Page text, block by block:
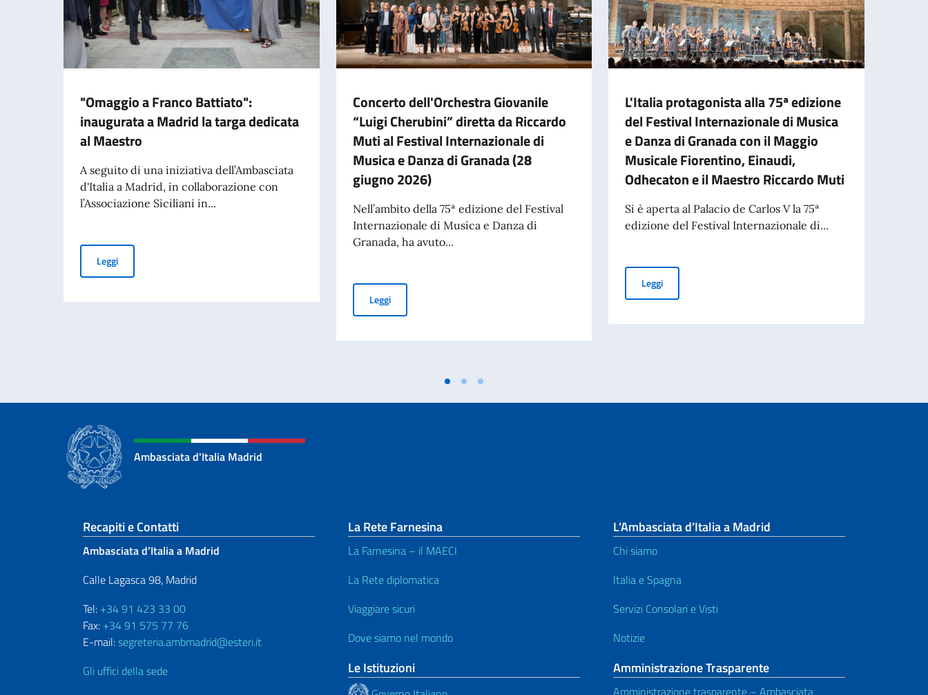
"Omaggio a Franco Battiato":
inaugurata a Madrid la targa dedicata
al Maestro
A seguito di una iniziativa dell’Ambasciata
d'Italia a Madrid, in collaborazione con
l’Associazione Siciliani in...
Leggi"Omaggio a Franco Battiato": inaugurata a Madrid la targa dedicata al Maestro
Concerto dell'Orchestra Giovanile
“Luigi Cherubini” diretta da Riccardo
Muti al Festival Internazionale di
Musica e Danza di Granada (28
giugno 2026)
Nell’ambito della 75ª edizione del Festival
Internazionale di Musica e Danza di
Granada, ha avuto...
LeggiConcerto dell'Orchestra Giovanile “Luigi Cherubini” diretta da Riccardo Muti al Festival Internazionale di Musica e Danza di
L'Italia protagonista alla 75ª edizione
del Festival Internazionale di Musica
e Danza di Granada con il Maggio
Musicale Fiorentino, Einaudi,
Odhecaton e il Maestro Riccardo Muti
Si è aperta al Palacio de Carlos V la 75ª
edizione del Festival Internazionale di...
LeggiL'Italia protagonista alla 75ª edizione del Festival
Ambasciata d'Italia Madrid
Sezione footer
Recapiti e Contatti
Ambasciata d’Italia a Madrid
Calle Lagasca 98, Madrid
Tel: +34 91 423 33 00
Fax: +34 91 575 77 76
E-mail:segreteria.ambmadrid@esteri.it
Gli uffici della sede
La Rete Farnesina
La Farnesina – il MAECI
La Rete diplomatica
Viaggiare sicuri
Dove siamo nel mondo
Le Istituzioni
L’Ambasciata d’Italia a Madrid
Chi siamo
Italia e Spagna
Servizi Consolari e Visti
Notizie
Amministrazione Trasparente
Amministrazione trasparente – Ambasciata